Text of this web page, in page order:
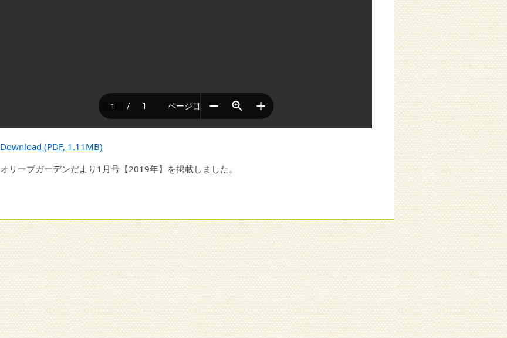
Download (PDF, 1.11MB)
オリーブガーデンだより1月号【2019年】を掲載しました。